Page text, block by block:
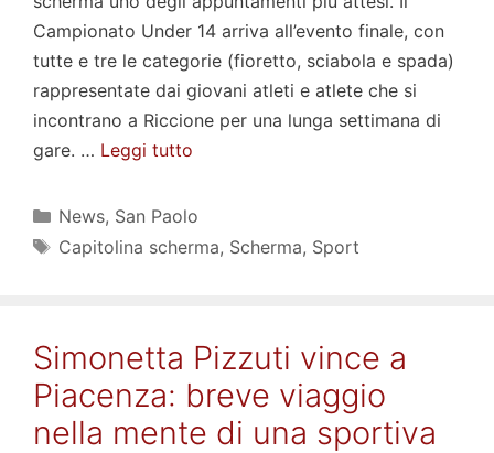
Campionato Under 14 arriva all’evento finale, con
tutte e tre le categorie (fioretto, sciabola e spada)
rappresentate dai giovani atleti e atlete che si
incontrano a Riccione per una lunga settimana di
gare. … Leggi tutto
Categorie
News, San Paolo
Tag
Capitolina scherma, Scherma, Sport
Simonetta Pizzuti vince a
Piacenza: breve viaggio
nella mente di una sportiva